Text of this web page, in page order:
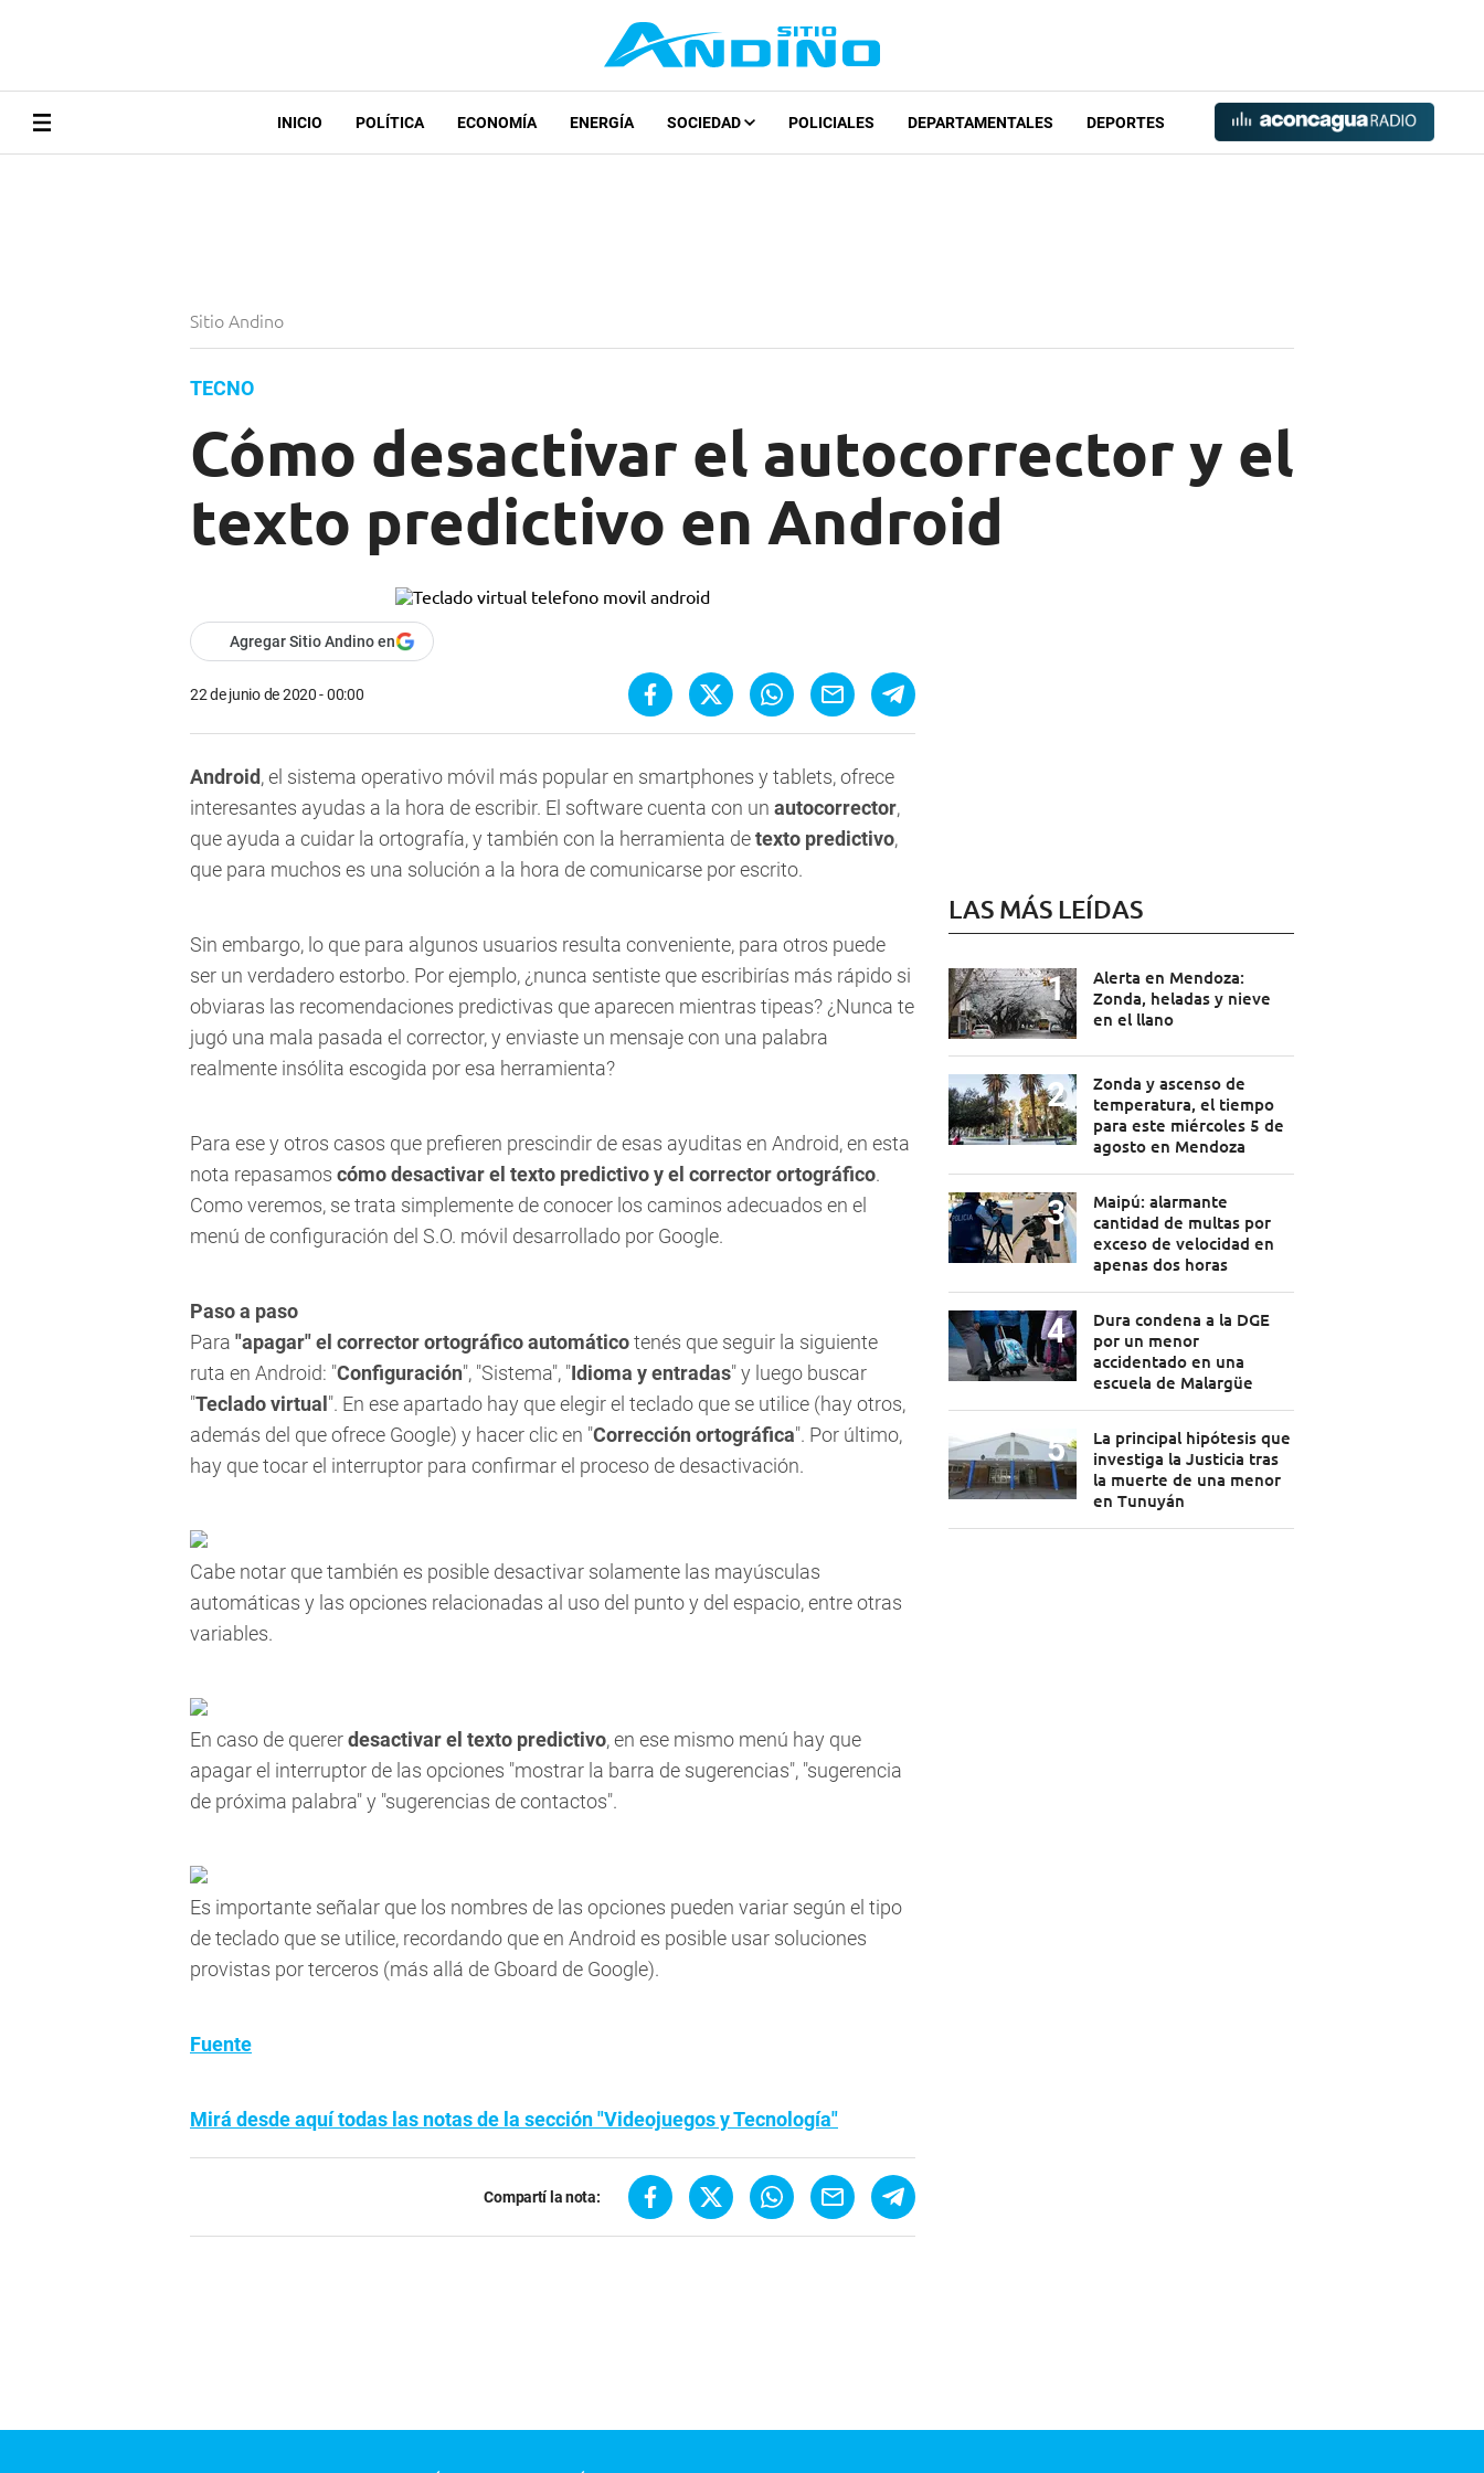
INICIO POLÍTICA ECONOMÍA ENERGÍA SOCIEDAD POLICIALES DEPARTAMENTALES DEPORTES
Sitio Andino
TECNO
Cómo desactivar el autocorrector y el
texto predictivo en Android
Agregar Sitio Andino en
22 de junio de 2020 - 00:00
Android, el sistema operativo móvil más popular en smartphones y tablets, ofrece
interesantes ayudas a la hora de escribir. El software cuenta con un autocorrector,
que ayuda a cuidar la ortografía, y también con la herramienta detexto predictivo,
que para muchos es una solución a la hora de comunicarse por escrito.
Sin embargo, lo que para algunos usuarios resulta conveniente, para otros puede
ser un verdadero estorbo. Por ejemplo, ¿nunca sentiste que escribirías más rápido si
obviaras las recomendaciones predictivas que aparecen mientras tipeas? ¿Nunca te
jugó una mala pasada el corrector, y enviaste un mensaje con una palabra
realmente insólita escogida por esa herramienta?
Para ese y otros casos que prefieren prescindir de esas ayuditas en Android, en esta
nota repasamos cómo desactivar el texto predictivo y el corrector ortográfico.
Como veremos, se trata simplemente de conocer los caminos adecuados en el
menú de configuración del S.O. móvil desarrollado por Google.
Paso a paso
Para "apagar" el corrector ortográfico automáticotenés que seguir la siguiente
ruta en Android: "Configuración", "Sistema", "Idioma y entradas" y luego buscar
"Teclado virtual ". En ese apartado hay que elegir el teclado que se utilice (hay otros,
además del que ofrece Google) y hacer clic en "Corrección ortográfica". Por último,
hay que tocar el interruptor para confirmar el proceso de desactivación.
Cabe notar que también es posible desactivar solamente las mayúsculas
automáticas y las opciones relacionadas al uso del punto y del espacio, entre otras
variables.
En caso de quererdesactivar el texto predictivo, en ese mismo menú hay que
apagar el interruptor de las opciones "mostrar la barra de sugerencias", "sugerencia
de próxima palabra" y "sugerencias de contactos".
Es importante señalar que los nombres de las opciones pueden variar según el tipo
de teclado que se utilice, recordando que en Android es posible usar soluciones
provistas por terceros (más allá de Gboard de Google).
Fuente
Mirá desde aquí todas las notas de la sección "Videojuegos y Tecnología"
Compartí la nota:
LAS MÁS LEÍDAS
Alerta en Mendoza:
Zonda, heladas y nieve
en el llano
Zonda y ascenso de
temperatura, el tiempo
para este miércoles 5 de
agosto en Mendoza
Maipú: alarmante
cantidad de multas por
exceso de velocidad en
apenas dos horas
Dura condena a la DGE
por un menor
accidentado en una
escuela de Malargüe
La principal hipótesis que
investiga la Justicia tras
la muerte de una menor
en Tunuyán